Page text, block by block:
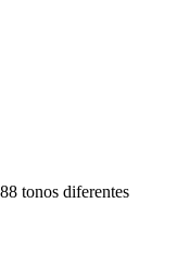
tonos diferentes